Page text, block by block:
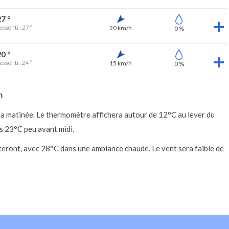
°
: 27 ° 20 km/h 0 %
°
: 24 ° 15 km/h 0 %
matinée. Le thermomètre affichera autour de 12°C au lever du
23°C peu avant midi.
avec 28°C dans une ambiance chaude. Le vent sera faible de